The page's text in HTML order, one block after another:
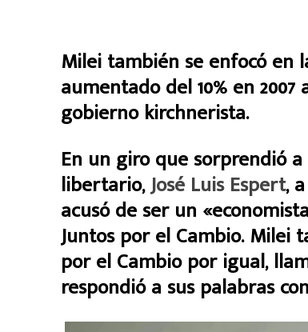
Milei también se enfocó en
aumentado del 10% en
gobierno kirchnerista.
En un giro que sorprendió
libertario,José Luis Espert,
acusó de ser un
Juntos por el Cambio. Milei
por el Cambio por igual,
respondió a sus palabras